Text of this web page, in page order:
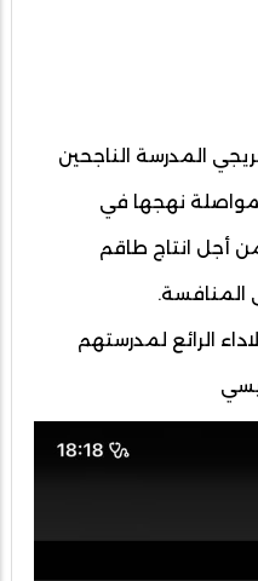
المدرسة الناجحين
نهجها في
أجل انتاج طاقم
المنافسة.
الرائع لمدرستهم